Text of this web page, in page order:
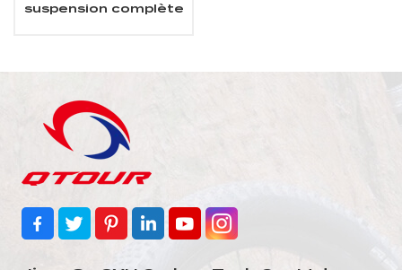
suspension complète
Bafang